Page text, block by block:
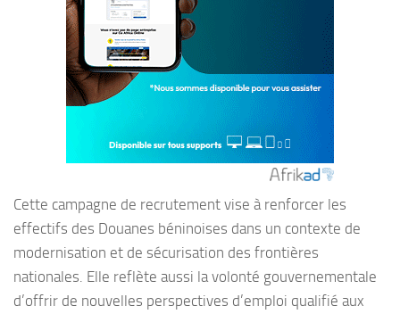
Cette campagne de recrutement vise à renforcer les
effectifs des Douanes béninoises dans un contexte de
modernisation et de sécurisation des frontières
nationales. Elle reflète aussi la volonté gouvernementale
d’offrir de nouvelles perspectives d’emploi qualifié aux